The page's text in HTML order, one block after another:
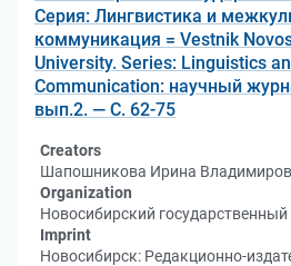
Серия: Лингвистика и
коммуникация = Vestnik
University. Series: Linguistics
Communication: научный
вып.2. — С. 62-75
Creators
Шапошникова Ирина
Organization
Новосибирский государственный
Imprint
Новосибирск: Редакционно-